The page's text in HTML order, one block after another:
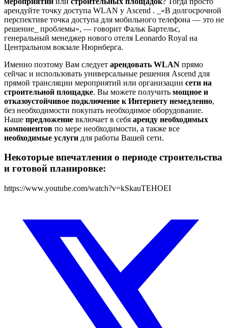
арендуйте точку доступа WLAN у Ascend . _«В долгосрочной
перспективе точка доступа для мобильного телефона — это не
решение_ проблемы», — говорит Фальк Бартельс,
генеральный менеджер нового отеля Leonardo Royal на
Центральном вокзале Нюрнберга.
Именно поэтому Вам следует арендовать WLAN прямо
сейчас и использовать универсальные решения Ascend для
прямой трансляции мероприятий или организации сети на
строительной площадке. Вы можете получить мощное и
отказоустойчивое подключение к Интернету немедленно,
без необходимости покупать необходимое оборудование.
Наше предложение включает в себя аренду необходимых
компонентов по мере необходимости, а также все
необходимые услуги для работы Вашей сети.
Некоторые впечатления о периоде строительства
и готовой планировке:
https://www.youtube.com/watch?v=kSkauTEHOEI